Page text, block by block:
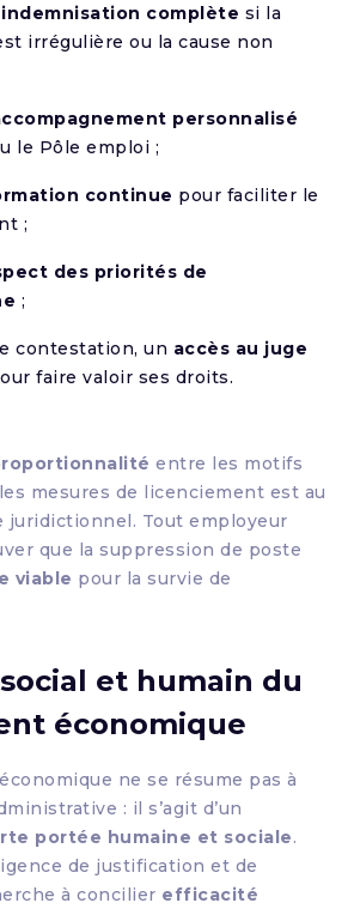
indemnisation complète si la
irrégulière ou la cause non
personnalisé
le Pôle emploi ;
continue pour faciliter le
;
des priorités de
;
contestation, un accès au juge
faire valoir ses droits.
entre les motifs
mesures de licenciement est au
Tout employeur
que la suppression de poste
viable pour la survie de
social et humain du
économique
ne se résume pas à
: il s’agit d’un
portée humaine et sociale.
de justification et de
à concilier efficacité